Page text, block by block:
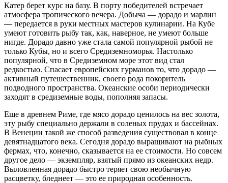
Катер берет курс на базу. В порту победителей встречает
атмосфера тропического вечера. Добыча — дорадо и марлин
— передается в руки местных мастеров кулинарии. На Кубе
умеют готовить рыбу так, как, наверное, не умеют больше
нигде. Дорадо давно уже стала самой популярной рыбой не
только Кубы, но и всего Средиземноморья. Настолько
популярной, что в Средиземном море этот вид стал
редкостью. Спасает европейских гурманов то, что дорадо —
активный путешественник, своего рода покоритель
подводного пространства. Океанские особи периодически
заходят в средиземные воды, пополняя запасы.
Еще в древнем Риме, где мясо дорадо ценилось на вес золота,
эту рыбу специально держали в соленых прудах и бассейнах.
В Венеции такой же способ разведения существовал в конце
девятнадцатого века. Сегодня дорадо выращивают на рыбных
фермах, что, конечно, сказывается на ее стоимости. Но совсем
другое дело — экземпляр, взятый прямо из океанских недр.
Выловленная дорадо быстро теряет свою необычную
расцветку, бледнеет — это ее природная особенность.